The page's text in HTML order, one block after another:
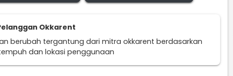
Okkarent
berubah tergantung dari mitra okkarent berdasarkan
dan lokasi penggunaan